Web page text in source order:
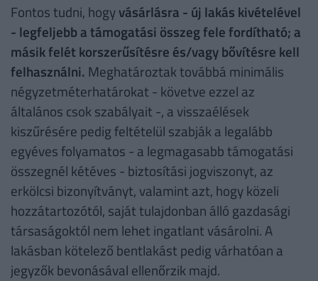
Fontos tudni, hogyvásárlásra - új lakás kivételével
- legfeljebb a támogatási összeg fele fordítható; a
másik felét korszerűsítésre és/vagy bővítésre kell
felhasználni. Meghatároztak továbbá minimális
négyzetméterhatárokat - követve ezzel az
általános csok szabályait -, a visszaélések
kiszűrésére pedig feltételül szabják a legalább
egyéves folyamatos - a legmagasabb támogatási
összegnél kétéves - biztosítási jogviszonyt, az
erkölcsi bizonyítványt, valamint azt, hogy közeli
hozzátartozótól, saját tulajdonban álló gazdasági
társaságoktól nem lehet ingatlant vásárolni. A
lakásban kötelező bentlakást pedig várhatóan a
jegyzők bevonásával ellenőrzik majd.